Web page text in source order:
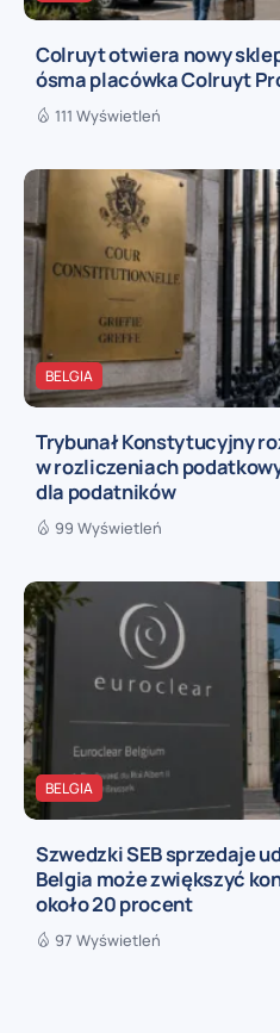
Colruyt otwiera nowy
ósma placówka Colruyt
111 Wyświetleń
BELGIA
Trybunał Konstytucyjny
w rozliczeniach
dla podatników
99 Wyświetleń
BELGIA
Szwedzki SEB sprzedaje
Belgia może zwiększyć
około 20 procent
97 Wyświetleń